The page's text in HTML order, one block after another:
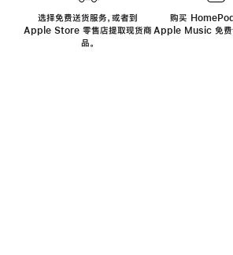
选择免费送货服务，或者到
Apple Store 零售店提取现货商
品。
购买
Apple Music 免费